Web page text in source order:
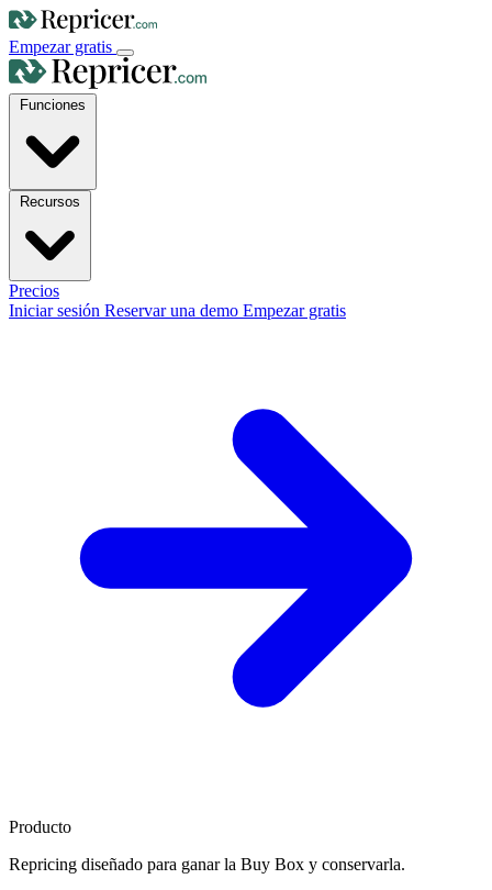
Empezar gratis
Precios
Iniciar sesión Reservar una demo Empezar gratis
Producto
Repricing diseñado para ganar la Buy Box y conservarla.